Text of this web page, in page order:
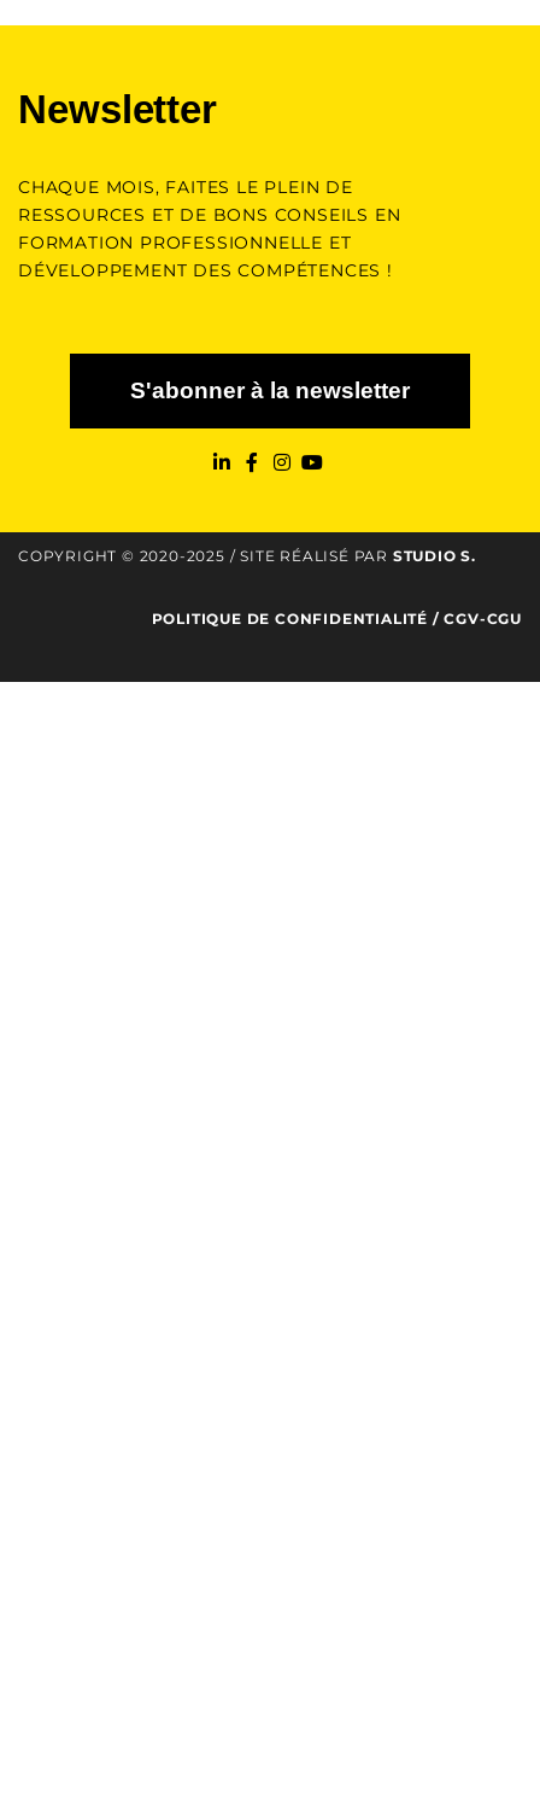
Newsletter
CHAQUE MOIS, FAITES LE PLEIN DE
RESSOURCES ET DE BONS CONSEILS EN
FORMATION PROFESSIONNELLE ET
DÉVELOPPEMENT DES COMPÉTENCES !
S'abonner à la newsletter
COPYRIGHT © 2020-2025 / SITE RÉALISÉ PAR STUDIO S.
POLITIQUE DE CONFIDENTIALITÉ /CGV-CGU